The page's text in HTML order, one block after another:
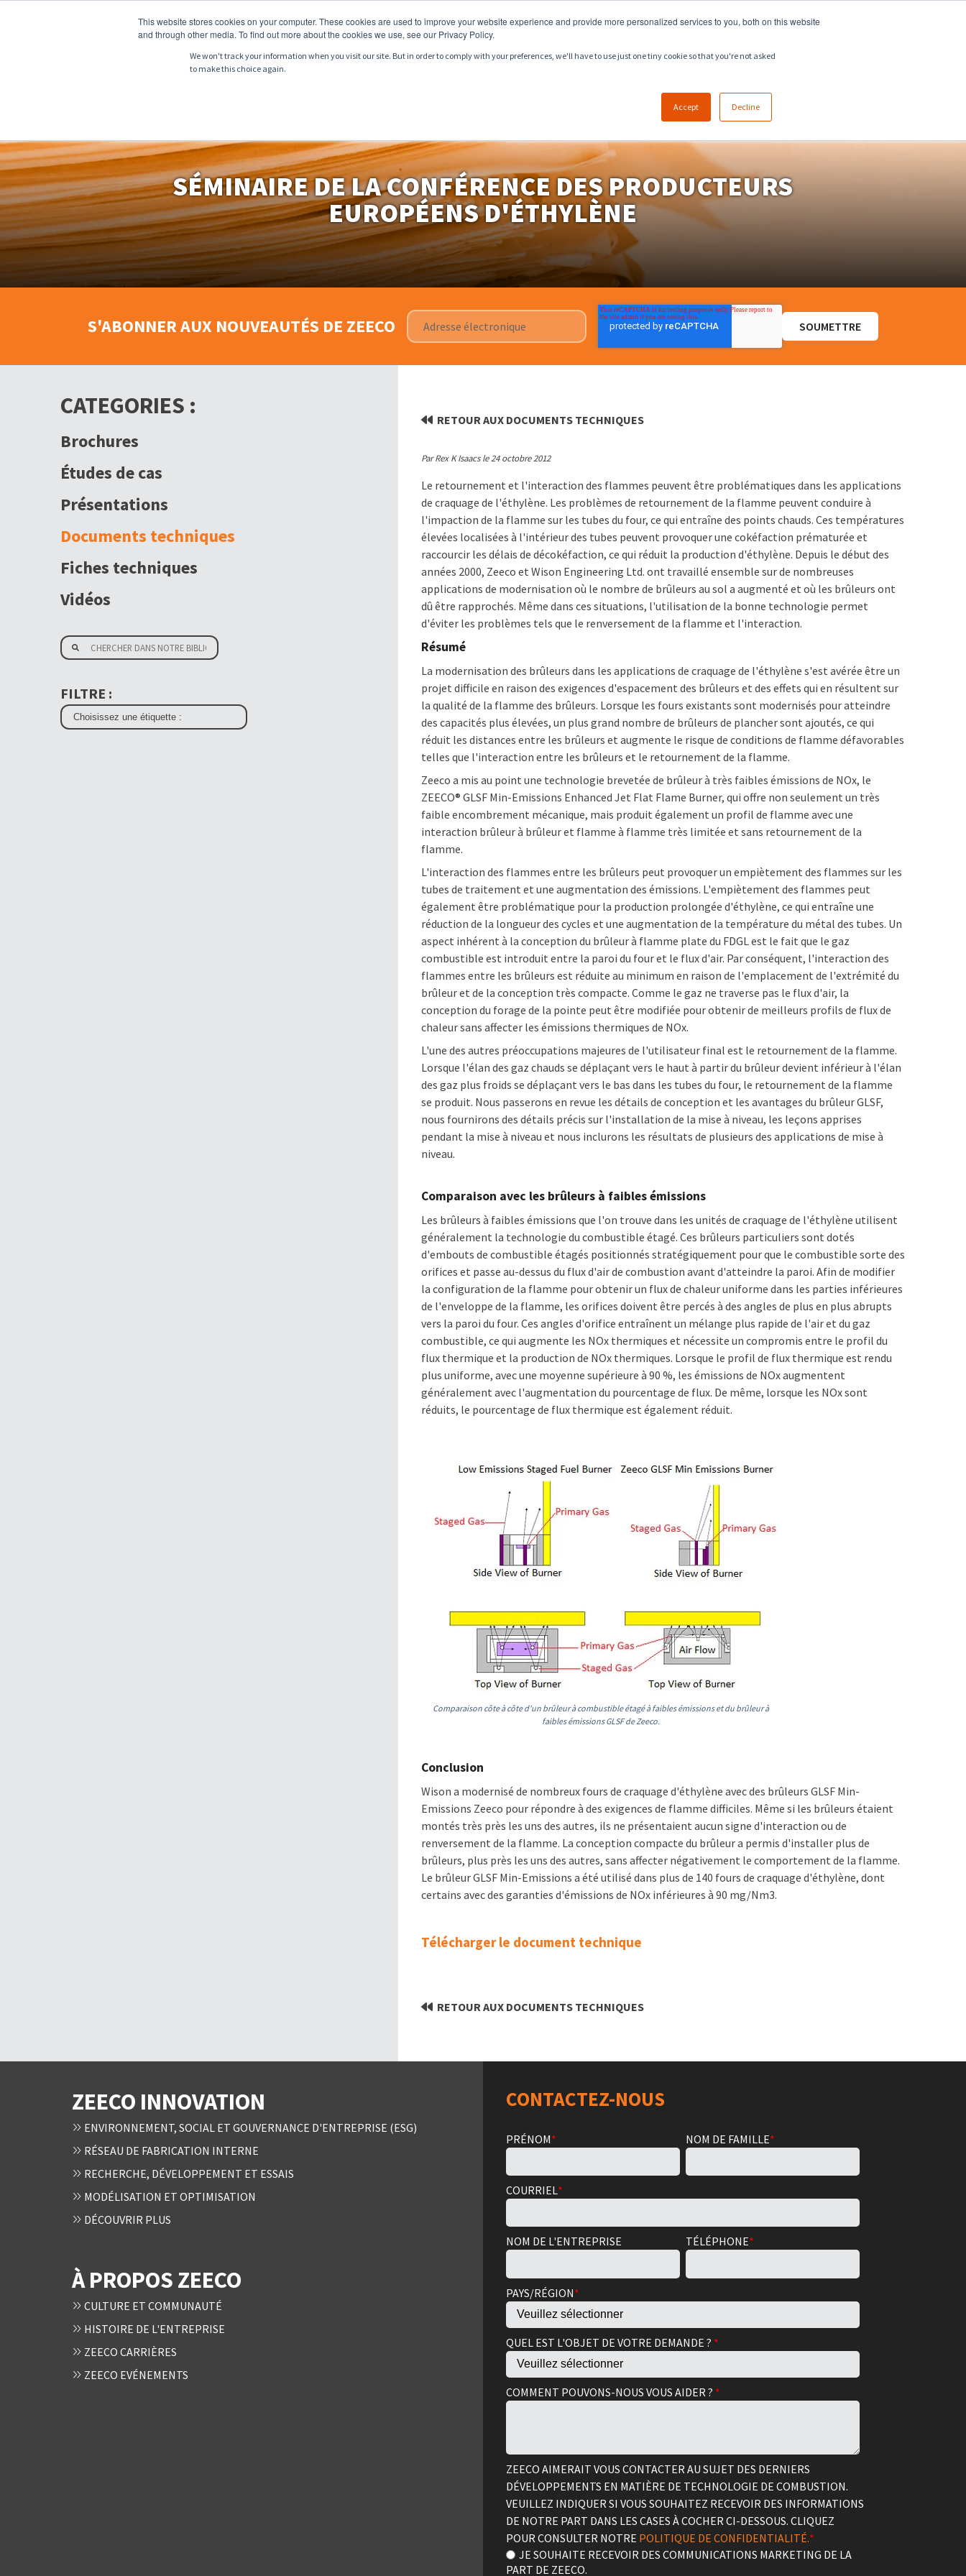
This website stores cookies on your computer. These cookies are used to improve your website experience and provide more personalized services to you, both on this website
and through other media. To find out more about the cookies we use, see our Privacy Policy.
We won't track your information when you visit our site. But in order to comply with your preferences, we'll have to use just one tiny cookie so that you're not asked
to make this choice again.
Accept Decline
SÉMINAIRE DE LA CONFÉRENCE DES PRODUCTEURS
EUROPÉENS D'ÉTHYLÈNE
S'ABONNER AUX NOUVEAUTÉS DE ZEECO
CATEGORIES :
Brochures
Études de cas
Présentations
Documents techniques
Fiches techniques
Vidéos
FILTRE :
RETOUR AUX DOCUMENTS TECHNIQUES
Par Rex K Isaacs le 24 octobre 2012
Le retournement et l'interaction des flammes peuvent être problématiques dans les applications
de craquage de l'éthylène. Les problèmes de retournement de la flamme peuvent conduire à
l'impaction de la flamme sur les tubes du four, ce qui entraîne des points chauds. Ces températures
élevées localisées à l'intérieur des tubes peuvent provoquer une cokéfaction prématurée et
raccourcir les délais de décokéfaction, ce qui réduit la production d'éthylène. Depuis le début des
années 2000, Zeeco et Wison Engineering Ltd. ont travaillé ensemble sur de nombreuses
applications de modernisation où le nombre de brûleurs au sol a augmenté et où les brûleurs ont
dû être rapprochés. Même dans ces situations, l'utilisation de la bonne technologie permet
d'éviter les problèmes tels que le renversement de la flamme et l'interaction.
Résumé
La modernisation des brûleurs dans les applications de craquage de l'éthylène s'est avérée être un
projet difficile en raison des exigences d'espacement des brûleurs et des effets qui en résultent sur
la qualité de la flamme des brûleurs. Lorsque les fours existants sont modernisés pour atteindre
des capacités plus élevées, un plus grand nombre de brûleurs de plancher sont ajoutés, ce qui
réduit les distances entre les brûleurs et augmente le risque de conditions de flamme défavorables
telles que l'interaction entre les brûleurs et le retournement de la flamme.
Zeeco a mis au point une technologie brevetée de brûleur à très faibles émissions de NOx, le
ZEECO® GLSF Min-Emissions Enhanced Jet Flat Flame Burner, qui offre non seulement un très
faible encombrement mécanique, mais produit également un profil de flamme avec une
interaction brûleur à brûleur et flamme à flamme très limitée et sans retournement de la
flamme.
L'interaction des flammes entre les brûleurs peut provoquer un empiètement des flammes sur les
tubes de traitement et une augmentation des émissions. L'empiètement des flammes peut
également être problématique pour la production prolongée d'éthylène, ce qui entraîne une
réduction de la longueur des cycles et une augmentation de la température du métal des tubes. Un
aspect inhérent à la conception du brûleur à flamme plate du FDGL est le fait que le gaz
combustible est introduit entre la paroi du four et le flux d'air. Par conséquent, l'interaction des
flammes entre les brûleurs est réduite au minimum en raison de l'emplacement de l'extrémité du
brûleur et de la conception très compacte. Comme le gaz ne traverse pas le flux d'air, la
conception du forage de la pointe peut être modifiée pour obtenir de meilleurs profils de flux de
chaleur sans affecter les émissions thermiques de NOx.
L'une des autres préoccupations majeures de l'utilisateur final est le retournement de la flamme.
Lorsque l'élan des gaz chauds se déplaçant vers le haut à partir du brûleur devient inférieur à l'élan
des gaz plus froids se déplaçant vers le bas dans les tubes du four, le retournement de la flamme
se produit. Nous passerons en revue les détails de conception et les avantages du brûleur GLSF,
nous fournirons des détails précis sur l'installation de la mise à niveau, les leçons apprises
pendant la mise à niveau et nous inclurons les résultats de plusieurs des applications de mise à
niveau.
Comparaison avec les brûleurs à faibles émissions
Les brûleurs à faibles émissions que l'on trouve dans les unités de craquage de l'éthylène utilisent
généralement la technologie du combustible étagé. Ces brûleurs particuliers sont dotés
d'embouts de combustible étagés positionnés stratégiquement pour que le combustible sorte des
orifices et passe au-dessus du flux d'air de combustion avant d'atteindre la paroi. Afin de modifier
la configuration de la flamme pour obtenir un flux de chaleur uniforme dans les parties inférieures
de l'enveloppe de la flamme, les orifices doivent être percés à des angles de plus en plus abrupts
vers la paroi du four. Ces angles d'orifice entraînent un mélange plus rapide de l'air et du gaz
combustible, ce qui augmente les NOx thermiques et nécessite un compromis entre le profil du
flux thermique et la production de NOx thermiques. Lorsque le profil de flux thermique est rendu
plus uniforme, avec une moyenne supérieure à 90 %, les émissions de NOx augmentent
généralement avec l'augmentation du pourcentage de flux. De même, lorsque les NOx sont
réduits, le pourcentage de flux thermique est également réduit.
Comparaison côte à côte d'un brûleur à combustible étagé à faibles émissions et du brûleur à
faibles émissions GLSF de Zeeco.
Conclusion
Wison a modernisé de nombreux fours de craquage d'éthylène avec des brûleurs GLSF Min-
Emissions Zeeco pour répondre à des exigences de flamme difficiles. Même si les brûleurs étaient
montés très près les uns des autres, ils ne présentaient aucun signe d'interaction ou de
renversement de la flamme. La conception compacte du brûleur a permis d'installer plus de
brûleurs, plus près les uns des autres, sans affecter négativement le comportement de la flamme.
Le brûleur GLSF Min-Emissions a été utilisé dans plus de 140 fours de craquage d'éthylène, dont
certains avec des garanties d'émissions de NOx inférieures à 90 mg/Nm3.
Télécharger le document technique
RETOUR AUX DOCUMENTS TECHNIQUES
ZEECO INNOVATION
ENVIRONNEMENT, SOCIAL ET GOUVERNANCE D'ENTREPRISE (ESG)
RÉSEAU DE FABRICATION INTERNE
RECHERCHE, DÉVELOPPEMENT ET ESSAIS
MODÉLISATION ET OPTIMISATION
DÉCOUVRIR PLUS
À PROPOS ZEECO
CULTURE ET COMMUNAUTÉ
HISTOIRE DE L'ENTREPRISE
ZEECO CARRIÈRES
ZEECO EVÉNEMENTS
CONTACTEZ-NOUS
PRÉNOM* NOM DE FAMILLE*
COURRIEL*
NOM DE L'ENTREPRISE TÉLÉPHONE*
PAYS/RÉGION*
QUEL EST L'OBJET DE VOTRE DEMANDE ? *
COMMENT POUVONS-NOUS VOUS AIDER ? *
ZEECO AIMERAIT VOUS CONTACTER AU SUJET DES DERNIERS
DÉVELOPPEMENTS EN MATIÈRE DE TECHNOLOGIE DE COMBUSTION.
VEUILLEZ INDIQUER SI VOUS SOUHAITEZ RECEVOIR DES INFORMATIONS
DE NOTRE PART DANS LES CASES À COCHER CI-DESSOUS. CLIQUEZ
POUR CONSULTER NOTRE POLITIQUE DE CONFIDENTIALITÉ.*
JE SOUHAITE RECEVOIR DES COMMUNICATIONS MARKETING DE LA
PART DE ZEECO.